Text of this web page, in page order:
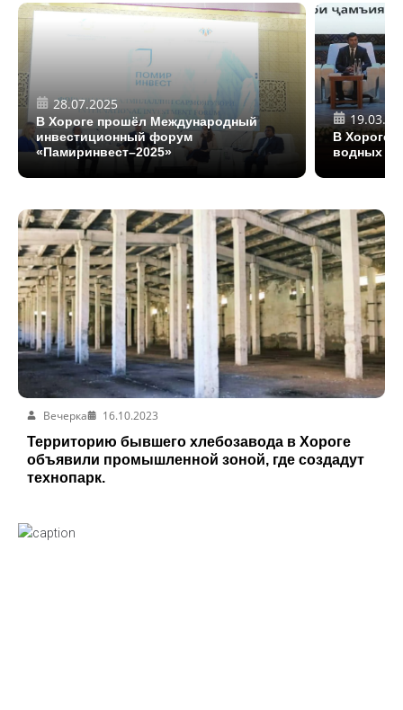
28.07.2025
В Хороге прошёл Международный
инвестиционный форум
«Памиринвест–2025»
В Хороге
водных
Вечерка
16.10.2023
Территорию бывшего хлебозавода в Хороге
объявили промышленной зоной, где создадут
технопарк.